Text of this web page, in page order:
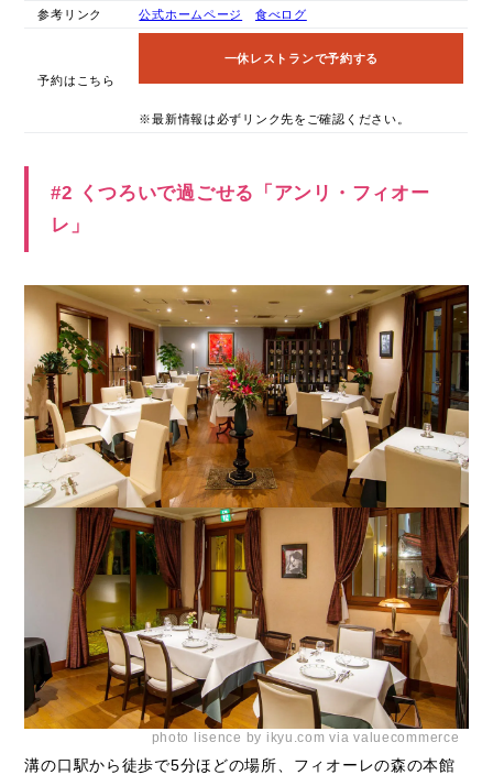
参考リンク 公式ホームページ 食べログ
予約はこちら
一休レストランで予約する
※最新情報は必ずリンク先をご確認ください。
#2 くつろいで過ごせる「アンリ・フィオー
レ」
photo lisence by ikyu.com via valuecommerce
溝の口駅から徒歩で5分ほどの場所、フィオーレの森の本館